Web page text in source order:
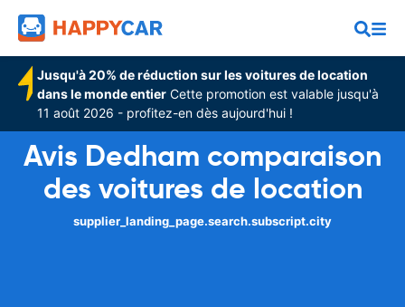
Jusqu'à 20% de réduction sur les voitures de location
dans le monde entier Cette promotion est valable jusqu'à
11 août 2026 - profitez-en dès aujourd'hui !
Avis Dedham comparaison
des voitures de location
supplier_landing_page.search.subscript.city